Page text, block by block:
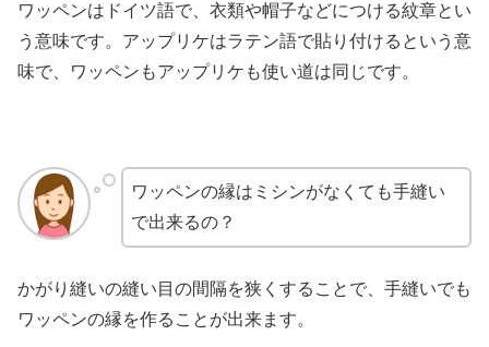
ワッペンはドイツ語で、衣類や帽子などにつける紋章とい
う意味です。アップリケはラテン語で貼り付けるという意
味で、ワッペンもアップリケも使い道は同じです。
ワッペンの縁はミシンがなくても手縫い
で出来るの？
かがり縫いの縫い目の間隔を狭くすることで、手縫いでも
ワッペンの縁を作ることが出来ます。